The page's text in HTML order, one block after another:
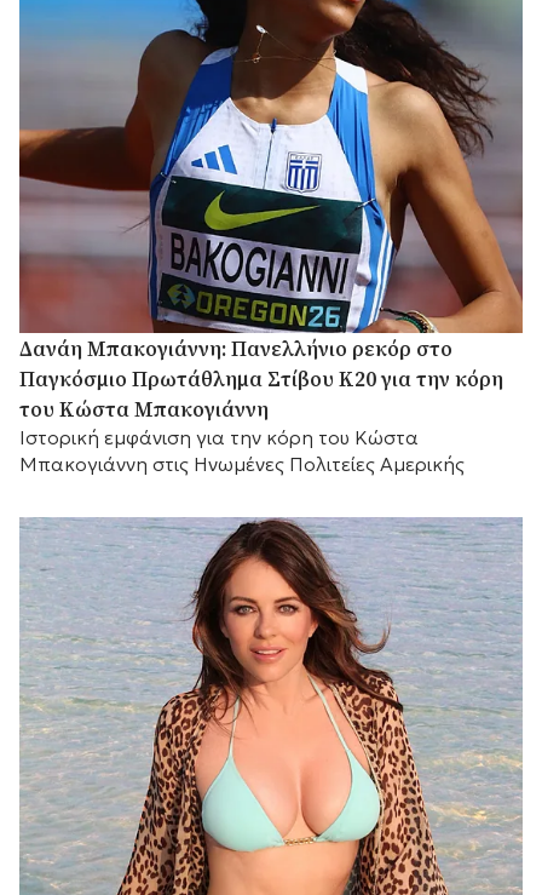
Δανάη Μπακογιάννη: Πανελλήνιο ρεκόρ στο
Παγκόσμιο Πρωτάθλημα Στίβου Κ20 για την κόρη
του Κώστα Μπακογιάννη
Ιστορική εμφάνιση για την κόρη του Κώστα
Μπακογιάννη στις Ηνωμένες Πολιτείες Αμερικής